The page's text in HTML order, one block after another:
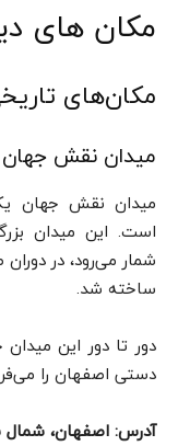
مکان های
مکان‌های
میدان نقش جهان
میدان نقش جهان
است. این میدان
شمار می‌رود،‌ در
ساخته شد.
دور تا دور این
دستی اصفهان را
آدرس: اصفهان، شمال